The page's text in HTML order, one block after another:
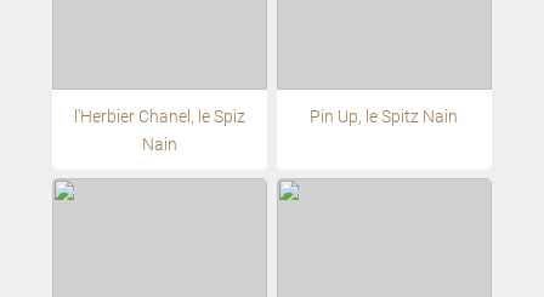
l'Herbier Chanel, le Spiz
Nain
Pin Up, le Spitz Nain